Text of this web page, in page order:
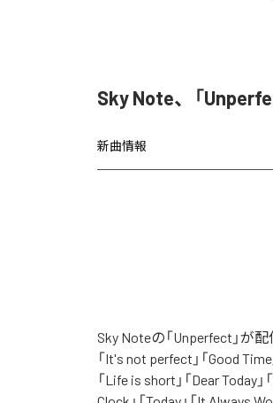
Sky Note、「
新曲情報
Sky Noteの「Unperfect」が
「It's not perfect」「Good Time
「Life is short」「Dear Today